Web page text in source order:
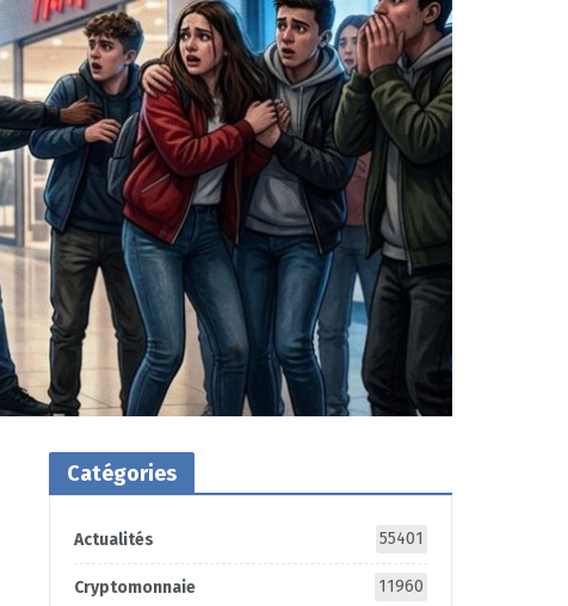
Catégories
Actualités 55401
Cryptomonnaie 11960